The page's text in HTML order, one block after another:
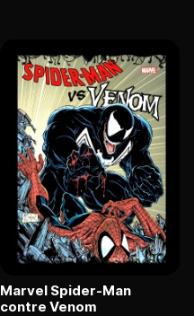
Marvel Spider-Man
contre Venom